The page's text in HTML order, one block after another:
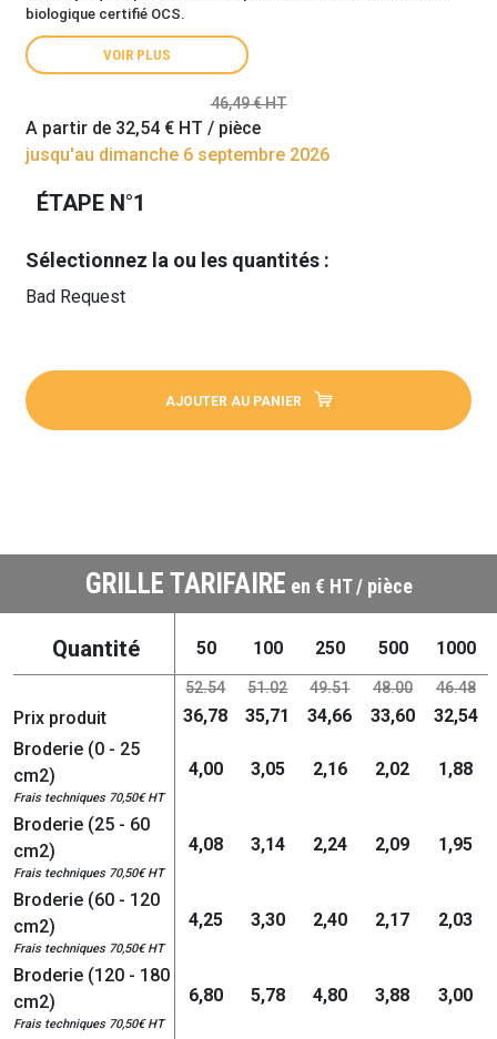
biologique certifié OCS.
VOIR PLUS
46,49 € HT
A partir de 32,54 € HT / pièce
jusqu'au dimanche 6 septembre 2026
ÉTAPE N°1
Sélectionnez la ou les quantités :
Bad Request
AJOUTER AU PANIER
GRILLE TARIFAIRE en € HT / pièce
Quantité 50 100 250 500 1000
52.54 51.02 49.51 48.00 46.48
Prix produit 36,78 35,71 34,66 33,60
32,54
Broderie (0 - 25
cm2)
Frais techniques 70,50€ HT
4,00 3,05 2,16 2,02 1,88
Broderie (25 - 60
cm2)
Frais techniques 70,50€ HT
4,08 3,14 2,24 2,09 1,95
Broderie (60 - 120
cm2)
Frais techniques 70,50€ HT
4,25 3,30 2,40 2,17 2,03
Broderie (120 - 180
cm2)
Frais techniques 70,50€ HT
6,80 5,78 4,80 3,88 3,00